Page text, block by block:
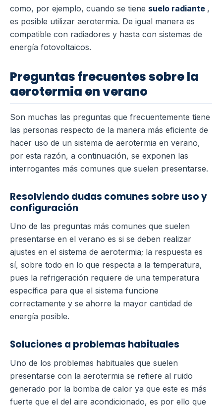
como, por ejemplo, cuando se tiene suelo radiante ,
es posible utilizar aerotermia. De igual manera es
compatible con radiadores y hasta con sistemas de
energía fotovoltaicos.
Preguntas frecuentes sobre la
aerotermia en verano
Son muchas las preguntas que frecuentemente tiene
las personas respecto de la manera más eficiente de
hacer uso de un sistema de aerotermia en verano,
por esta razón, a continuación, se exponen las
interrogantes más comunes que suelen presentarse.
Resolviendo dudas comunes sobre uso y
configuración
Uno de las preguntas más comunes que suelen
presentarse en el verano es si se deben realizar
ajustes en el sistema de aerotermia; la respuesta es
sí, sobre todo en lo que respecta a la temperatura,
pues la refrigeración requiere de una temperatura
específica para que el sistema funcione
correctamente y se ahorre la mayor cantidad de
energía posible.
Soluciones a problemas habituales
Uno de los problemas habituales que suelen
presentarse con la aerotermia se refiere al ruido
generado por la bomba de calor ya que este es más
fuerte que el del aire acondicionado, es por ello que